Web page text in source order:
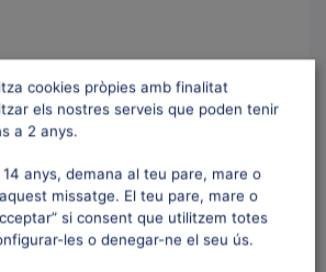
973642057
cookies pròpies amb finalitat
els nostres serveis que poden tenir
a 2 anys.
anys, demana al teu pare, mare o
missatge. El teu pare, mare o
si consent que utilitzem totes
les o denegar-ne el seu ús.